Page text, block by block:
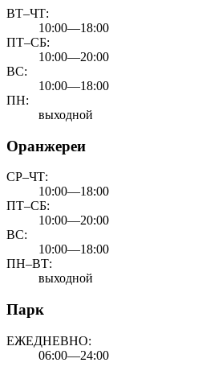
ВТ–ЧТ:
10:00—18:00
ПТ–СБ:
10:00—20:00
ВС:
10:00—18:00
ПН:
выходной
Оранжереи
СР–ЧТ:
10:00—18:00
ПТ–СБ:
10:00—20:00
ВС:
10:00—18:00
ПН–ВТ:
выходной
Парк
ЕЖЕДНЕВНО:
06:00—24:00